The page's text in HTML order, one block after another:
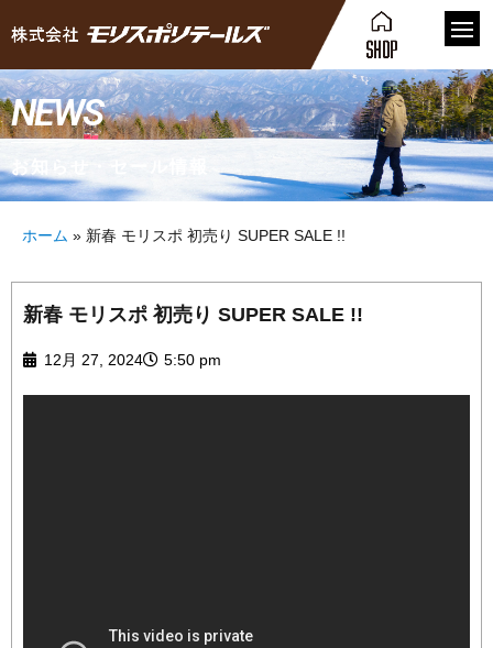
NEWS
お知らせ・セール情報
ホーム » 新春 モリスポ 初売り SUPER SALE !!
新春 モリスポ 初売り SUPER SALE !!
12月 27, 2024 5:50 pm